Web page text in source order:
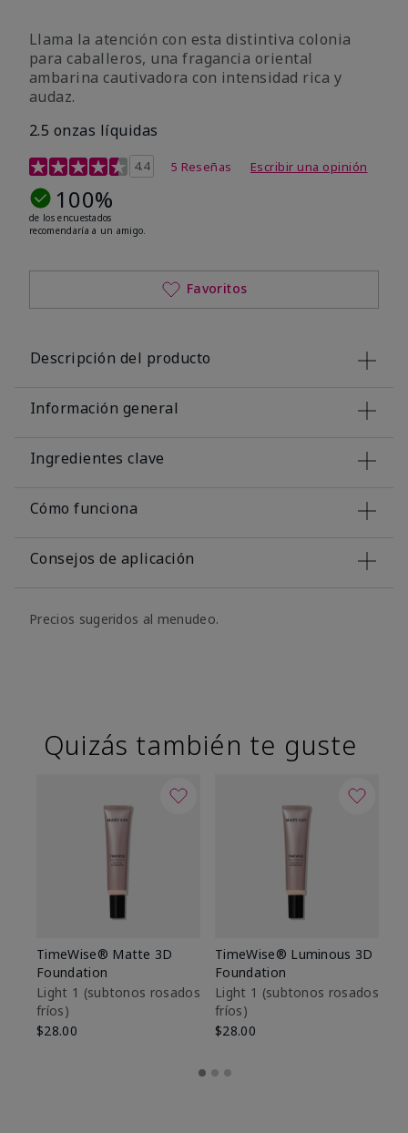
Llama la atención con esta distintiva colonia
para caballeros, una fragancia oriental
ambarina cautivadora con intensidad rica y
audaz.
2.5 onzas líquidas
Calificación de clientes de 4,8 de 5
4.4 5 Reseñas Escribir una opinión
100%
de los encuestados
recomendaría a un amigo.
Favoritos
Descripción del producto
Información general
Ingredientes clave
Cómo funciona
Consejos de aplicación
Precios sugeridos al menudeo.
Quizás también te guste
TimeWise® Matte 3D
Foundation
Light 1​ (subtonos rosados
fríos)
$28.00
TimeWise® Luminous 3D
Foundation
Light 1​ (subtonos rosados
fríos)
$28.00